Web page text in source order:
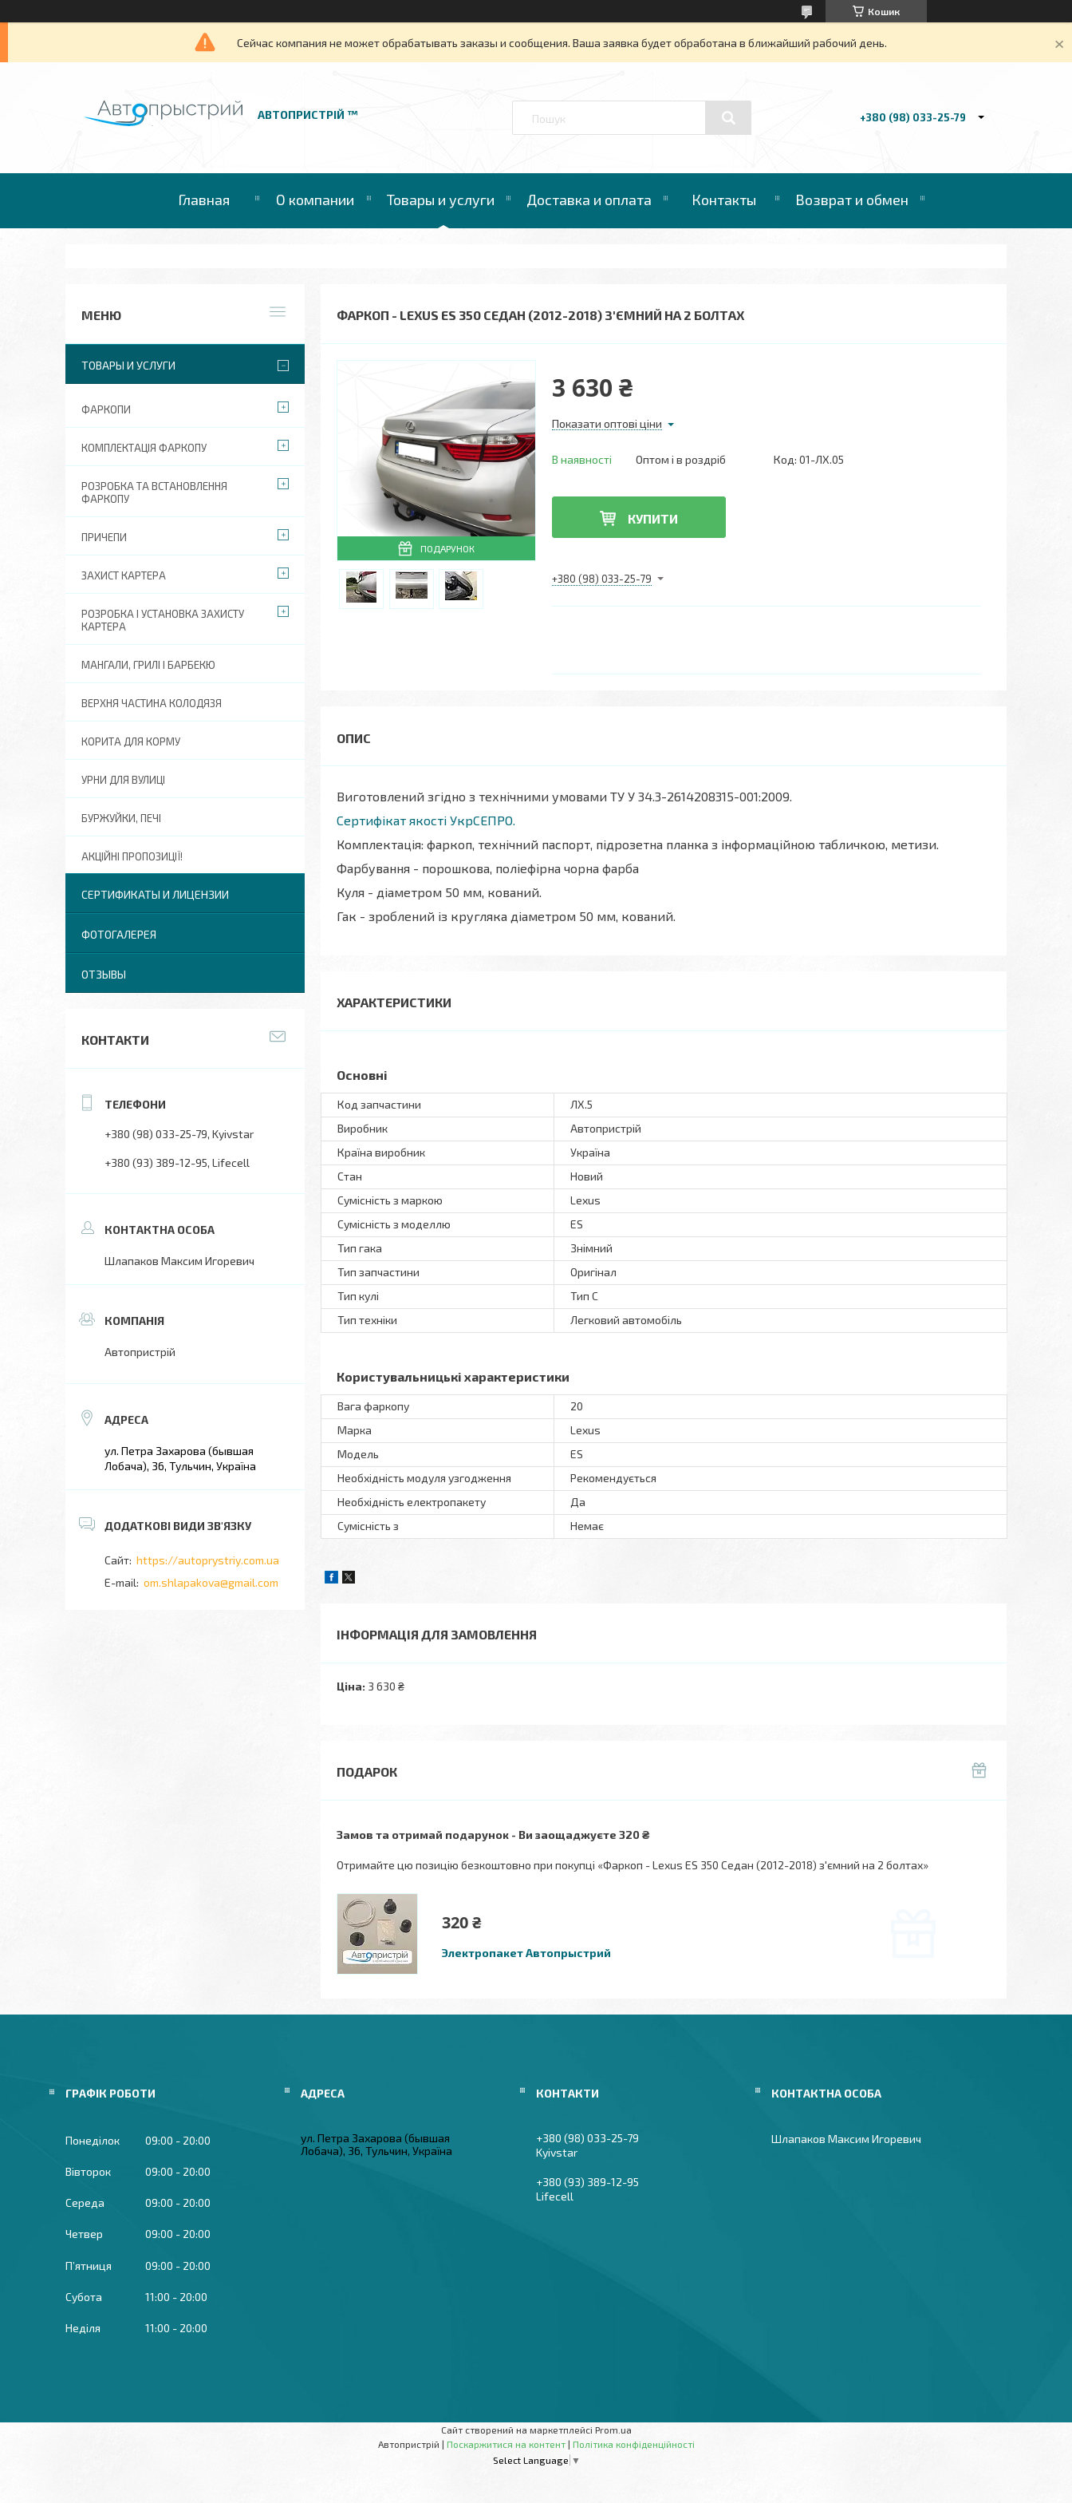
Кошик
Сейчас компания не может обрабатывать заказы и сообщения. Ваша заявка будет обработана в ближайший рабочий день.
АВТОПРИСТРІЙ ™ +380 (98) 033-25-79
Главная О компании Товары и услуги Доставка и оплата Контакты Возврат и обмен
ФАРКОП - LEXUS ES 350 СЕДАН (2012-2018) З'ЄМНИЙ НА 2 БОЛТАХ
ПОДАРУНОК
3 630 ₴
Показати оптові ціни
В наявності Оптом і в роздріб Код: 01-ЛХ.05
КУПИТИ
+380 (98) 033-25-79
Виготовлений згідно з технічними умовами ТУ У 34.3-2614208315-001:2009.
Сертифікат якості УкрСЕПРО.
Комплектація: фаркоп, технічний паспорт, підрозетна планка з інформаційною табличкою, метизи.
Фарбування - порошкова, поліефірна чорна фарба
Куля - діаметром 50 мм, кований.
Гак - зроблений із кругляка діаметром 50 мм, кований.
ХАРАКТЕРИСТИКИ
Основні
Код запчастини
ЛХ.5
Виробник
Автопристрій
Країна виробник
Україна
Стан
Новий
Сумісність з маркою
Lexus
Сумісність з моделлю
ES
Тип гака
Знімний
Тип запчастини
Оригінал
Тип кулі
Тип C
Тип техніки
Легковий автомобіль
Користувальницькі характеристики
Вага фаркопу
20
Марка
Lexus
Мoдель
ES
Необхідність модуля узгодження
Рекомендується
Необхідність електропакету
Да
Сумісність з
Немає
ІНФОРМАЦІЯ ДЛЯ ЗАМОВЛЕННЯ
Ціна: 3 630 ₴
Замов та отримай подарунок Ви заощаджуєте 320 ₴
Отримайте цю позицію безкоштовно при покупці «Фаркоп - Lexus ES 350 Седан (2012-2018) з'ємний на 2 болтах»
320 ₴
Электропакет Автопрыстрий
ТОВАРЫ И УСЛУГИ
ФАРКОПИ
КОМПЛЕКТАЦІЯ ФАРКОПУ
РОЗРОБКА ТА ВСТАНОВЛЕННЯ
ФАРКОПУ
ПРИЧЕПИ
ЗАХИСТ КАРТЕРА
РОЗРОБКА І УСТАНОВКА ЗАХИСТУ
КАРТЕРА
МАНГАЛИ, ГРИЛІ І БАРБЕКЮ
ВЕРХНЯ ЧАСТИНА КОЛОДЯЗЯ
КОРИТА ДЛЯ КОРМУ
УРНИ ДЛЯ ВУЛИЦІ
БУРЖУЙКИ, ПЕЧІ
АКЦІЙНІ ПРОПОЗИЦІЇ!
СЕРТИФИКАТЫ И ЛИЦЕНЗИИ
ФОТОГАЛЕРЕЯ
ОТЗЫВЫ
КОНТАКТИ
+380 (98) 033-25-79 Kyivstar
+380 (93) 389-12-95 Lifecell
Шлапаков Максим Игоревич
Автопристрій
ул. Петра Захарова (бывшая
Лобача), 36, Тульчин, Україна
https://autoprystriy.com.ua
om.shlapakova@gmail.com
ГРАФІК РОБОТИ
Понеділок 09:00 20:00
Вівторок 09:00 20:00
Середа 09:00 20:00
Четвер 09:00 20:00
Пʼятниця 09:00 20:00
Субота 11:00 20:00
Неділя 11:00 20:00
ул. Петра Захарова (бывшая
Лобача), 36, Тульчин, Україна
+380 (98) 033-25-79
Kyivstar
+380 (93) 389-12-95
Lifecell
Шлапаков Максим Игоревич
Сайт створений на маркетплейсі Prom.ua
Автопристрій | Поскаржитися на контент | Політика конфіденційності
Select Language ▼